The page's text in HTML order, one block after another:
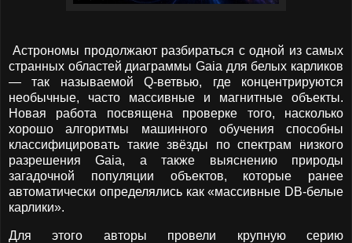
Астрономы продолжают разбираться с одной из самых
странных областей диаграммы Gaia для белых карликов
— так называемой Q-ветвью, где концентрируются
необычные, часто массивные и магнитные объекты.
Новая работа посвящена проверке того, насколько
хорошо алгоритмы машинного обучения способны
классифицировать такие звёзды по спектрам низкого
разрешения Gaia, а также выяснению природы
загадочной популяции объектов, которые ранее
автоматически определялись как «массивные DB-белые
карлики».
Для этого авторы провели крупную серию